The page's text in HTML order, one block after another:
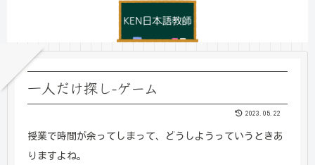
一人だけ探し-ゲーム
2023.05.22
授業で時間が余ってしまって、どうしようっていうときあ
りますよね。